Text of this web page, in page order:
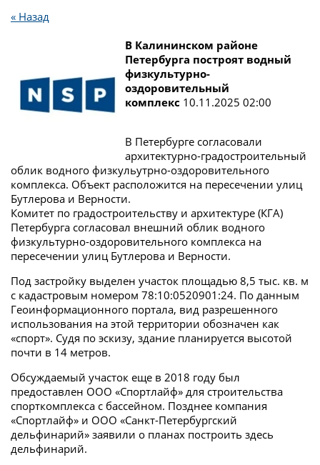
« Назад
В Калининском районе
Петербурга построят водный
физкультурно-
оздоровительный
комплекс 10.11.2025 02:00
В Петербурге согласовали
архитектурно-градостроительный
облик водного физкульутрно-оздоровительного
комплекса. Объект расположится на пересечении улиц
Бутлерова и Верности.
Комитет по градостроительству и архитектуре (КГА)
Петербурга согласовал внешний облик водного
физкультурно-оздоровительного комплекса на
пересечении улиц Бутлерова и Верности.
Под застройку выделен участок площадью 8,5 тыс. кв. м
с кадастровым номером 78:10:0520901:24. По данным
Геоинформационного портала, вид разрешенного
использования на этой территории обозначен как
«спорт». Судя по эскизу, здание планируется высотой
почти в 14 метров.
Обсуждаемый участок еще в 2018 году был
предоставлен ООО «Спортлайф» для строительства
спорткомплекса с бассейном. Позднее компания
«Спортлайф» и ООО «Санкт-Петербургский
дельфинарий» заявили о планах построить здесь
дельфинарий.